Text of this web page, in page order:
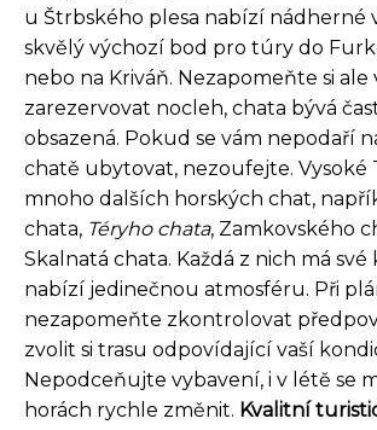
u Štrbského plesa nabízí nádherné
skvělý výchozí bod pro túry do
nebo na Kriváň. Nezapomeňte si ale
zarezervovat nocleh, chata bývá
obsazená. Pokud se vám nepodaří
chatě ubytovat, nezoufejte. Vysoké
mnoho dalších horských chat,
chata, Téryho chata, Zamkovského
Skalnatá chata. Každá z nich má své
nabízí jedinečnou atmosféru. Při
nezapomeňte zkontrolovat
zvolit si trasu odpovídající vaší
Nepodceňujte vybavení, i v létě se
horách rychle změnit. Kvalitní